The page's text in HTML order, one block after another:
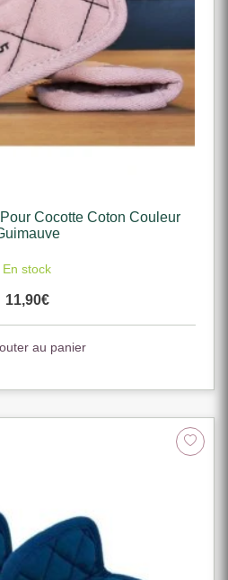
Cocotte Coton Couleur
En stock
11,90€
au panier